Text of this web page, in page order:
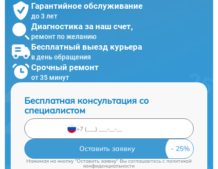
Гарантийное обслуживание
до 3 лет
Диагностика за наш счет,
ремонт по желанию
Бесплатный выезд курьера
в день обращения
Срочный ремонт
от 35 минут
Бесплатная консультация со
специалистом
Оставить заявку
Нажимая на кнопку "Оставить заявку" Вы соглашаетесь c политикой
конфиденциальности